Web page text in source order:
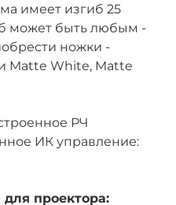
имеет изгиб 25
может быть любым -
ножки -
Matte White, Matte
РЧ
ИК управление:
проектора: